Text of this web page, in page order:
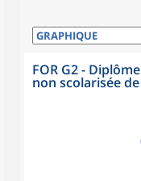
FOR G2 -
non scolarisée